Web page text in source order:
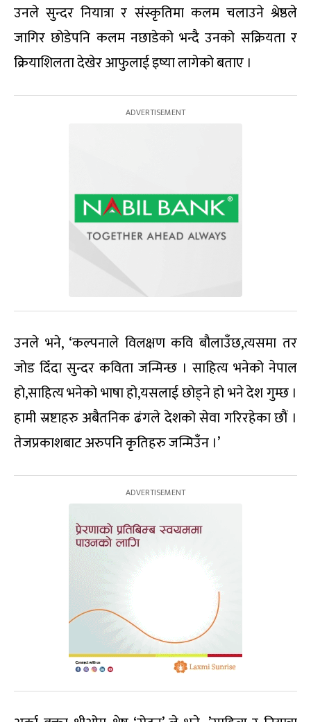
उनले सुन्दर नियात्रा र संस्कृतिमा कलम चलाउने श्रेष्ठले
जागिर छोडेपनि कलम नछाडेको भन्दै उनको सक्रियता र
क्रियाशिलता देखेर आफुलाई इष्या लागेको बताए ।
उनले भने, ‘कल्पनाले विलक्षण कवि बौलाउँछ,त्यसमा तर
जोड दिँदा सुन्दर कविता जन्मिन्छ । साहित्य भनेको नेपाल
हो,साहित्य भनेको भाषा हो,यसलाई छोड्ने हो भने देश गुम्छ ।
हामी स्रष्टाहरु अबैतनिक ढंगले देशको सेवा गरिरहेका छौं ।
तेजप्रकाशबाट अरुपनि कृतिहरु जन्मिउँन ।’